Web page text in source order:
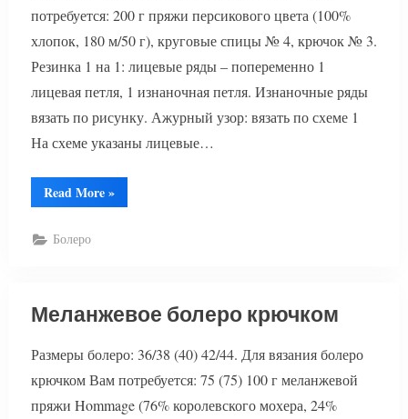
потребуется: 200 г пряжи персикового цвета (100%
хлопок, 180 м/50 г), круговые спицы № 4, крючок № 3.
Резинка 1 на 1: лицевые ряды – попеременно 1
лицевая петля, 1 изнаночная петля. Изнаночные ряды
вязать по рисунку. Ажурный узор: вязать по схеме 1
На схеме указаны лицевые…
Read More“Вязаное
болеро
»
Болеро
Меланжевое болеро крючком
Размеры болеро: 36/38 (40) 42/44. Для вязания болеро
крючком Вам потребуется: 75 (75) 100 г меланжевой
пряжи Hommage (76% королевского мохера, 24%